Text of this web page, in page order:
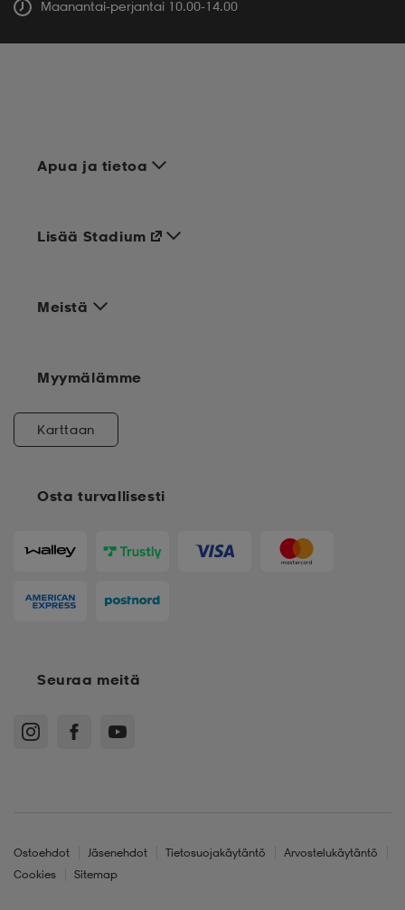
Maanantai-perjantai 10.00-14.00
Apua ja tietoa
Meistä
Osta turvallisesti
Lisää Stadium
Myymälämme
Karttaan
Seuraa meitä
Ostoehdot Jäsenehdot Tietosuojakäytäntö
Arvostelukäytäntö
Cookies
Sitemap